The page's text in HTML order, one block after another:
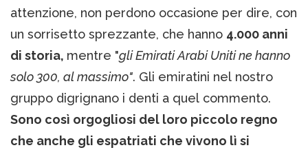
attenzione, non perdono occasione per dire, con
un sorrisetto sprezzante, che hanno 4.000 anni
di storia, mentre "gli Emirati Arabi Uniti ne hanno
solo 300, al massimo". Gli emiratini nel nostro
gruppo digrignano i denti a quel commento.
Sono così orgogliosi del loro piccolo regno
che anche gli espatriati che vivono lì si